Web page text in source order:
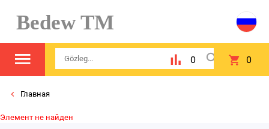
Bedew TM
0 0
Главная
Элемент не найден